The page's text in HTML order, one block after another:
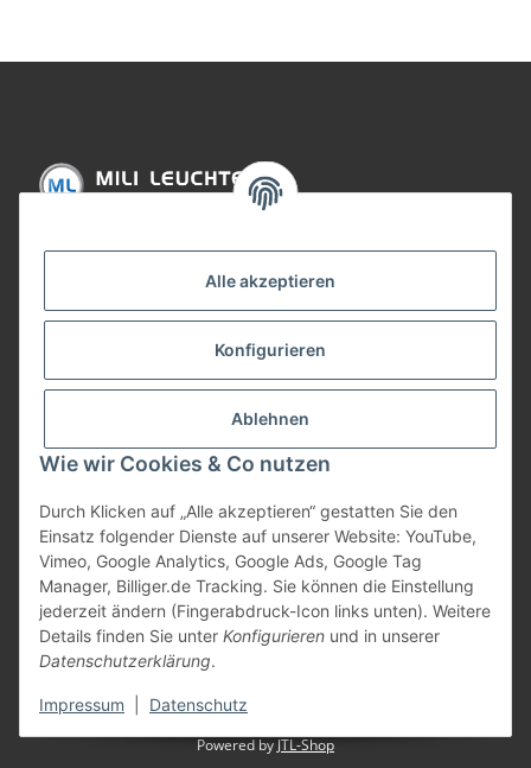
Alle akzeptieren
Konfigurieren
Ablehnen
Wie wir Cookies & Co nutzen
Durch Klicken auf „Alle akzeptieren“ gestatten Sie den
Einsatz folgender Dienste auf unserer Website: YouTube,
Vimeo, Google Analytics, Google Ads, Google Tag
Manager, Billiger.de Tracking. Sie können die Einstellung
jederzeit ändern (Fingerabdruck-Icon links unten). Weitere
Details finden Sie unter Konfigurieren und in unserer
Datenschutzerklärung.
Impressum Datenschutz
Gesetzliche Informationen
Bezahlung
Vertrag widerrufen
Powered by JTL-Shop